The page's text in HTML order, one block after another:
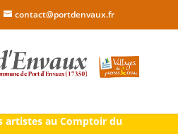
contact@portdenvaux.fr
artistes au Comptoir du